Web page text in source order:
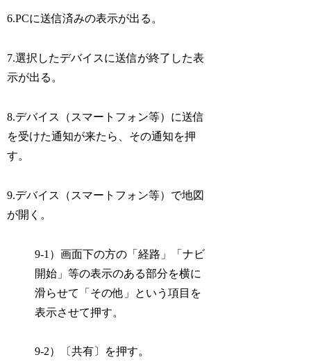
6.PCに送信済みの表示が出る。
7.選択したデバイスに送信が終了した表
示が出る。
8.デバイス（スマートフォン等）に送信
を受けた通知が来たら、その通知を押
す。
9.デバイス（スマートフォン等）で地図
が開く。
9-1）画面下の方の「経路」「ナビ
開始」等の表示のある部分を横に
滑らせて「その他」という項目を
表示させて押す。
9-2）〔共有〕を押す。